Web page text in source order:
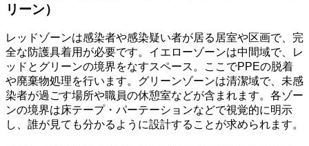
リーン）
レッドゾーンは感染者や感染疑い者が居る居室や区画で、完
全な防護具着用が必要です。イエローゾーンは中間域で、レ
ッドとグリーンの境界をなすスペース。ここでPPEの脱着
や廃棄物処理を行います。グリーンゾーンは清潔域で、未感
染者が過ごす場所や職員の休憩室などが含まれます。各ゾー
ンの境界は床テープ・パーテーションなどで視覚的に明示
し、誰が見ても分かるように設計することが求められます。